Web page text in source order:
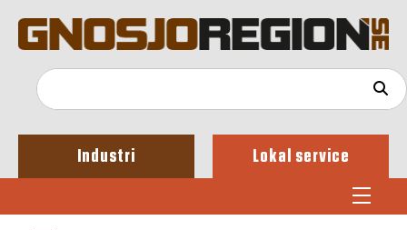
Industri Lokal service